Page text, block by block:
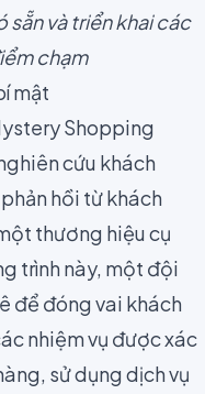
sẵn và triển khai các
chạm
mật
Shopping
cứu khách
hồi từ khách
thương hiệu cụ
trình này, một đội
để đóng vai khách
nhiệm vụ được xác
sử dụng dịch vụ